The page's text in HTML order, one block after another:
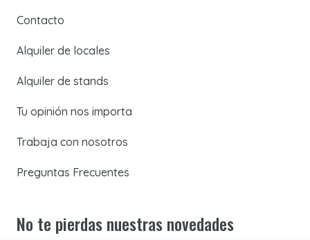
Contacto
Alquiler de locales
Alquiler de stands
Tu opinión nos importa
Trabaja con nosotros
Preguntas Frecuentes
No te pierdas nuestras novedades